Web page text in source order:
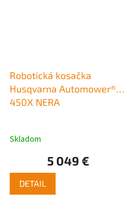
Robotická kosačka
Husqvarna Automower®
450X NERA
Skladom
5 049 €
DETAIL